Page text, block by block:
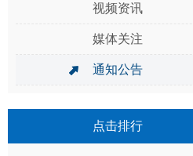
视频资讯
媒体关注
通知公告
点击排行